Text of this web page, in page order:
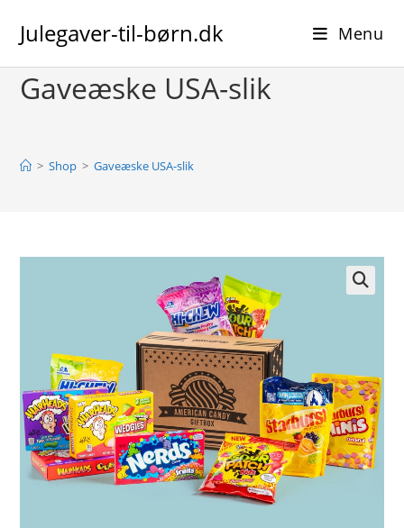
content
Julegaver-til-børn.dk Menu
Gaveæske USA-slik
> Shop > Gaveæske USA-slik